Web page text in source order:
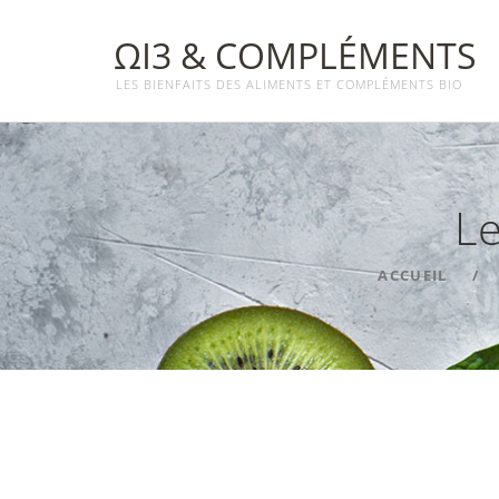
ΩΙ3 & COMPLÉMENTS
LES BIENFAITS DES ALIMENTS ET COMPLÉMENTS BIO
ACCUEIL